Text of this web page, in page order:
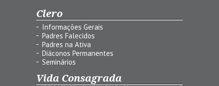
Clero
Informações Gerais
Padres Falecidos
Padres na Ativa
Diáconos Permanentes
Seminários
Vida Consagrada